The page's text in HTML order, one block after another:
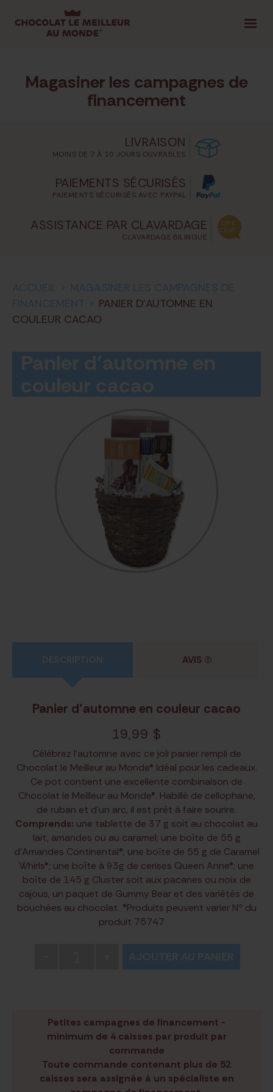
SÉLECTIONNEZ VOTRE PROVINCE
COMMENCER ICI
CONSEILS ET OUTILS MAGASINER LES CAMPAGNES
Magasiner les campagnes de
financement
LIVRAISON
MOINS DE 7 À 10 JOURS OUVRABLES
PAIEMENTS SÉCURISÉS
PAIEMENTS SÉCURISÉS AVEC PAYPAL
ASSISTANCE PAR CLAVARDAGE
CLAVARDAGE BILINGUE
ACCUEIL > MAGASINER LES CAMPAGNES DE
FINANCEMENT > PANIER D’AUTOMNE EN
COULEUR CACAO
Panier d’automne en
couleur cacao
DESCRIPTION AVIS (0)
Panier d’automne en couleur cacao
19,99 $
Célébrez l’automne avec ce joli panier rempli de
Chocolat le Meilleur au Monde® Idéal pour les cadeaux.
Ce pot contient une excellente combinaison de
Chocolat le Meilleur au Monde®. Habillé de cellophane,
de ruban et d’un arc, il est prêt à faire sourire.
Comprends: une tablette de 37 g soit au chocolat au
lait, amandes ou au caramel; une boîte de 55 g
d’Amandes Continental®; une boîte de 55 g de Caramel
Whirls®; une boîte à 93g de cerises Queen Anne®; une
boîte de 145 g Cluster soit aux pacanes ou noix de
cajous, un paquet de Gummy Bear et des variétés de
bouchées au chocolat. *Produits peuvent varier Nº du
produit 75747
AJOUTER AU PANIER
Petites campagnes de financement -
minimum de 4 caisses par produit par
commande
Toute commande contenant plus de 52
caisses sera assignée à un spécialiste en